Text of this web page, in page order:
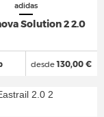
adidas
Solution 2 2.0
desde130,00 €